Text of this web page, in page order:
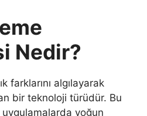
Nedir?
farklarını algılayarak
bir teknoloji türüdür. Bu
yoğun